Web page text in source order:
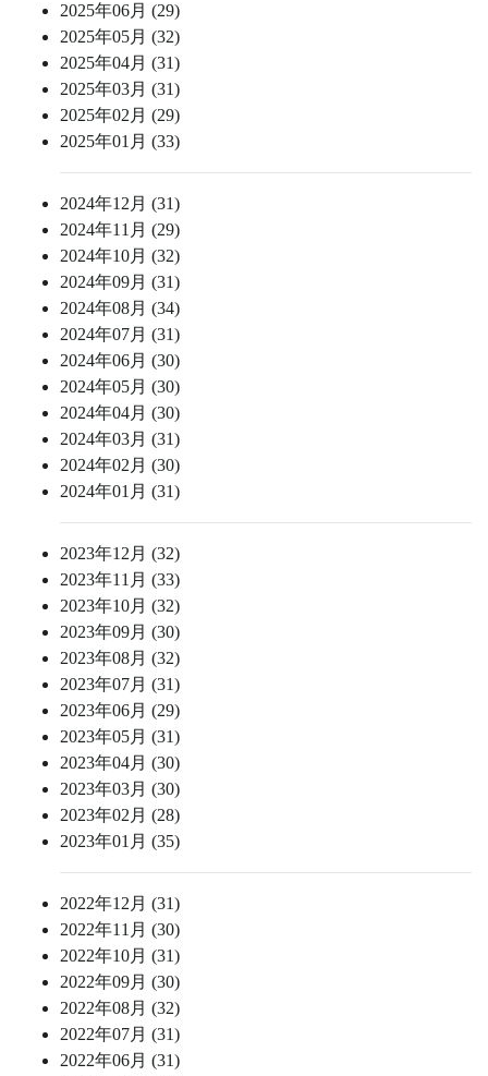
2025年06月 (29)
2025年05月 (32)
2025年04月 (31)
2025年03月 (31)
2025年02月 (29)
2025年01月 (33)
2024年12月 (31)
2024年11月 (29)
2024年10月 (32)
2024年09月 (31)
2024年08月 (34)
2024年07月 (31)
2024年06月 (30)
2024年05月 (30)
2024年04月 (30)
2024年03月 (31)
2024年02月 (30)
2024年01月 (31)
2023年12月 (32)
2023年11月 (33)
2023年10月 (32)
2023年09月 (30)
2023年08月 (32)
2023年07月 (31)
2023年06月 (29)
2023年05月 (31)
2023年04月 (30)
2023年03月 (30)
2023年02月 (28)
2023年01月 (35)
2022年12月 (31)
2022年11月 (30)
2022年10月 (31)
2022年09月 (30)
2022年08月 (32)
2022年07月 (31)
2022年06月 (31)